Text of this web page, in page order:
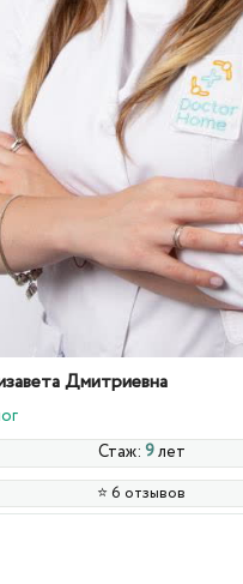
Дмитриевна
Стаж: 9лет
⭐️ 6 отзывов